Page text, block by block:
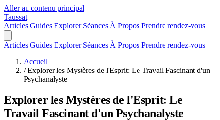
Aller au contenu principal
Taussat
Articles Guides Explorer Séances À Propos Prendre rendez-vous
Articles Guides Explorer Séances À Propos Prendre rendez-vous
Accueil
/ Explorer les Mystères de l'Esprit: Le Travail Fascinant d'un
Psychanalyste
Explorer les Mystères de l'Esprit: Le
Travail Fascinant d'un Psychanalyste